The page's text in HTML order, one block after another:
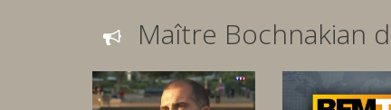
Maître Bochnakian